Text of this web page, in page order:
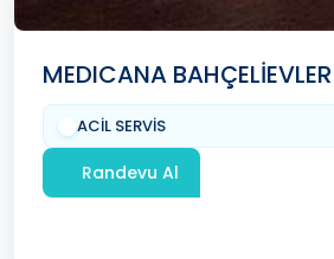
MEDICANA BAHÇELİEVLER
ACİL SERVİS
Randevu Al